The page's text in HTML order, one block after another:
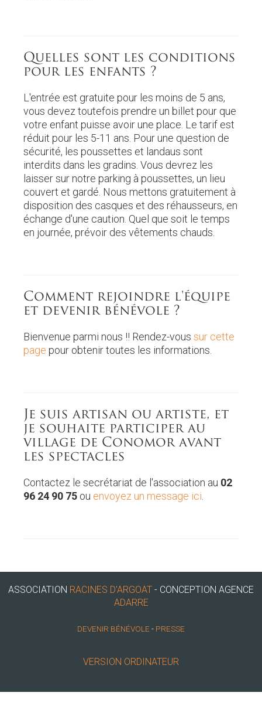
Quelles sont les conditions
pour les enfants ?
L'entrée est gratuite pour les moins de 5 ans,
vous devez toutefois prendre un billet pour que
votre enfant puisse avoir une place. Le tarif est
réduit pour les 5-11 ans. Pour une question de
sécurité, les poussettes et landaus sont
interdits dans les gradins. Vous devrez les
laisser sur notre parking à poussettes, un lieu
couvert et gardé. Nous mettons gratuitement à
disposition des casques et des réhausseurs, en
échange d'une caution. Quel que soit le temps
en journée, prévoir des vêtements chauds.
Comment rejoindre l'équipe
et devenir bénévole ?
Bienvenue parmi nous !! Rendez-vous sur cette
page pour obtenir toutes les informations.
Je suis artisan ou artiste, et
je souhaite participer au
village de Conomor avant
les spectacles
Contactez le secrétariat de l'association au 02
96 24 90 75 ou envoyez un message ici
ASSOCIATION RACINES D'ARGOAT - CONCEPTION AGENCE
ADARRE
DEVENIR BÉNÉVOLE - PRESSE
VERSION ORDINATEUR